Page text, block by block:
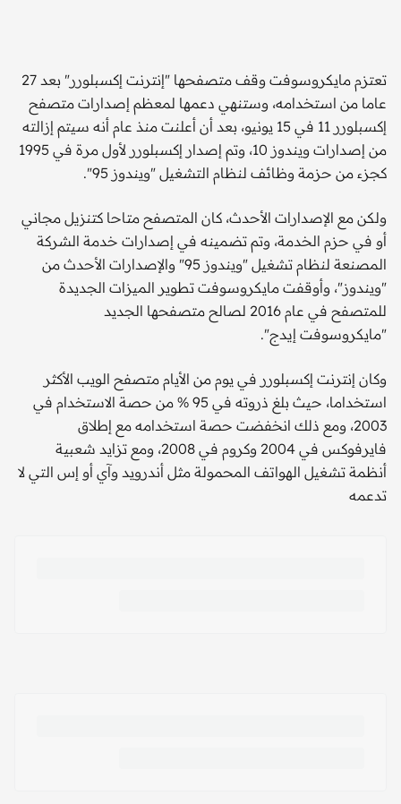
تعتزم مايكروسوفت وقف متصفحها "إنترنت إكسبلورر" بعد 27
عاما من استخدامه، وستنهي دعمها لمعظم إصدارات متصفح
إكسبلورر 11 في 15 يونيو، بعد أن أعلنت منذ عام أنه سيتم إزالته
من إصدارات ويندوز 10، وتم إصدار إكسبلورر لأول مرة في 1995
كجزء من حزمة وظائف لنظام التشغيل "ويندوز 95".
ولكن مع الإصدارات الأحدث، كان المتصفح متاحا كتنزيل مجاني
أو في حزم الخدمة، وتم تضمينه في إصدارات خدمة الشركة
المصنعة لنظام تشغيل "ويندوز 95" والإصدارات الأحدث من
"ويندوز"، وأوقفت مايكروسوفت تطوير الميزات الجديدة
للمتصفح في عام 2016 لصالح متصفحها الجديد
"مايكروسوفت إيدج".
وكان إنترنت إكسبلورر في يوم من الأيام متصفح الويب الأكثر
استخداما، حيث بلغ ذروته في 95 % من حصة الاستخدام في
2003، ومع ذلك انخفضت حصة استخدامه مع إطلاق
فايرفوكس في 2004 وكروم في 2008، ومع تزايد شعبية
أنظمة تشغيل الهواتف المحمولة مثل أندرويد وآي أو إس التي لا
تدعمه